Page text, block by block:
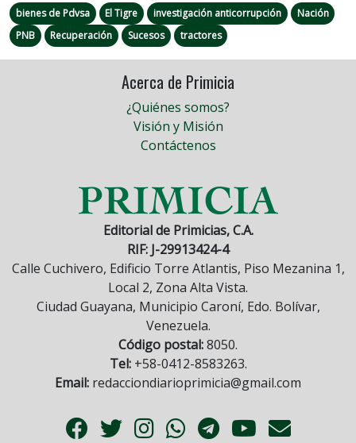
bienes de Pdvsa El Tigre investigación anticorrupción
Nación
PNB
Recuperación Sucesos tractores
Acerca de Primicia
¿Quiénes somos?
Visión y Misión
Contáctenos
Editorial de Primicias, C.A.
RIF: J-29913424-4
Calle Cuchivero, Edificio Torre Atlantis, Piso Mezanina 1,
Local 2, Zona Alta Vista.
Ciudad Guayana, Municipio Caroní, Edo. Bolívar,
Venezuela.
Código postal:8050.
Tel:+58-0412-8583263.
Email: redacciondiarioprimicia@gmail.com